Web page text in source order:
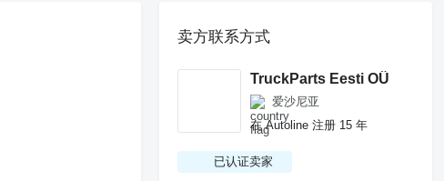
卖方联系方式
TruckParts Eesti OÜ
爱沙尼亚
在 Autoline 注册 15 年
已认证卖家